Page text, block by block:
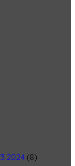
2024 (8)